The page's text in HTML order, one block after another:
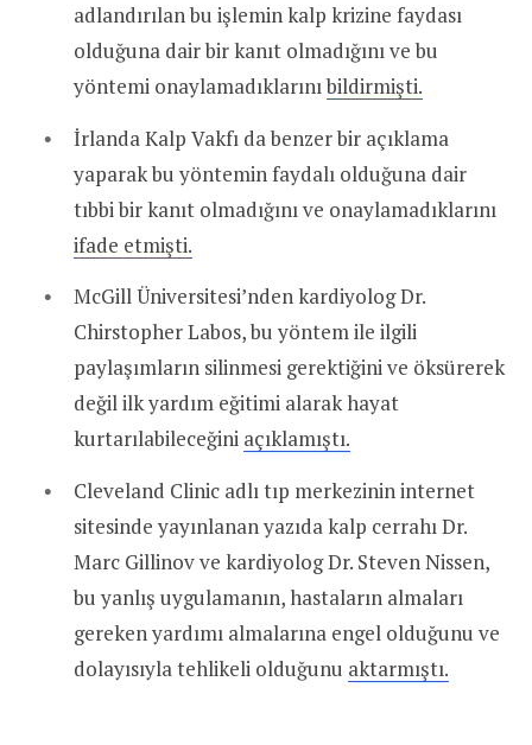
adlandırılan bu işlemin kalp krizine faydası
olduğuna dair bir kanıt olmadığını ve bu
yöntemi onaylamadıklarınıbildirmişti.
İrlanda Kalp Vakfı da benzer bir açıklama
yaparak bu yöntemin faydalı olduğuna dair
tıbbi bir kanıt olmadığını ve onaylamadıklarını
ifade etmişti.
McGill Üniversitesi’nden kardiyolog Dr.
Chirstopher Labos, bu yöntem ile ilgili
paylaşımların silinmesi gerektiğini ve öksürerek
değil ilk yardım eğitimi alarak hayat
kurtarılabileceğini açıklamıştı.
Cleveland Clinic adlı tıp merkezinin internet
sitesinde yayınlanan yazıda kalp cerrahı Dr.
Marc Gillinov ve kardiyolog Dr. Steven Nissen,
bu yanlış uygulamanın, hastaların almaları
gereken yardımı almalarına engel olduğunu ve
dolayısıyla tehlikeli olduğunu aktarmıştı.